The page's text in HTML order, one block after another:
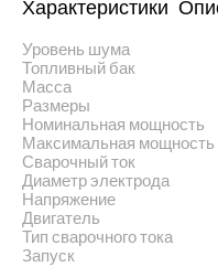
Характеристики
Уровень шума
Топливный бак
Масса
Размеры
Номинальная мощность
Максимальная мощность
Сварочный ток
Диаметр электрода
Напряжение
Двигатель
Тип сварочного тока
Запуск